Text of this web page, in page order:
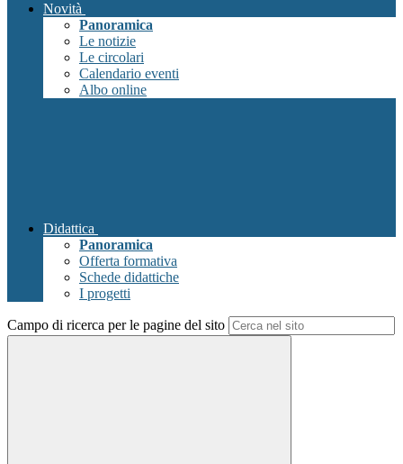
Novità
Panoramica
Le notizie
Le circolari
Calendario eventi
Albo online
Didattica
Panoramica
Offerta formativa
Schede didattiche
I progetti
Campo di ricerca per le pagine del sito